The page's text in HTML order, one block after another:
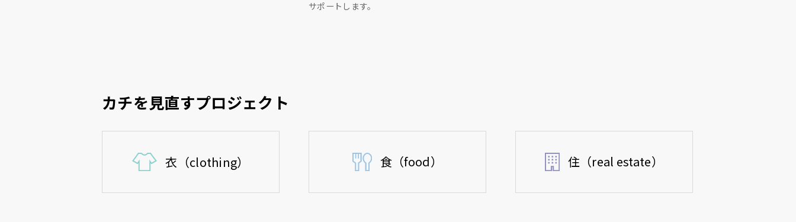
サポートします。
カチを見直すプロジェクト
衣（clothing） 食（food） 住（real estate）